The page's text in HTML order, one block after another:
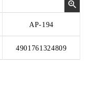
AP-194
4901761324809